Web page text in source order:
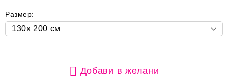
Размер:
Добави в желани